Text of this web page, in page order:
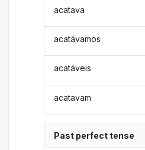
acatava
acatávamos
acatáveis
acatavam
Past perfect tense